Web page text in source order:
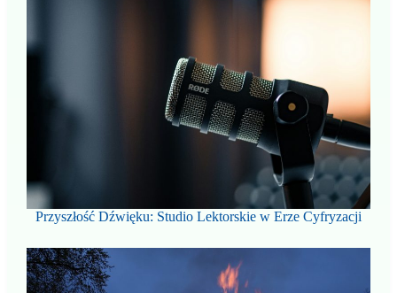
Przyszłość Dźwięku: Studio Lektorskie w Erze Cyfryzacji